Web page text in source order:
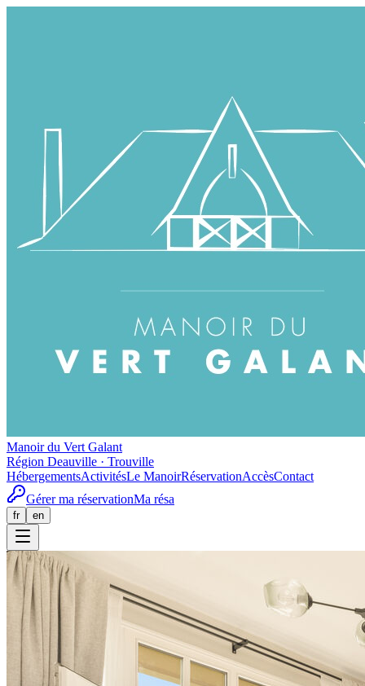
Manoir du Vert Galant
Région Deauville · Trouville
HébergementsActivitésLe ManoirRéservationAccèsContact
Gérer ma réservationMa résa
fr en